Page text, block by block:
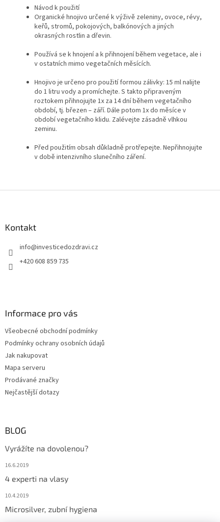
Návod k použití
Organické hnojivo určené k výživě zeleniny, ovoce, révy,
keřů, stromů, pokojových, balkónových a jiných
okrasných rostlin a dřevin.
Používá se k hnojení a k přihnojení během vegetace, ale i
v ostatních mimo vegetačních měsících.
Hnojivo je určeno pro použití formou zálivky: 15 ml nalijte
do 1 litru vody a promíchejte. S takto připraveným
roztokem přihnojujte 1x za 14 dní během vegetačního
období, tj. březen – září. Dále potom 1x do měsíce v
období vegetačního klidu. Zalévejte zásadně vlhkou
zeminu.
Před použitím obsah důkladně protřepejte. Nepřihnojujte
v době intenzivního slunečního záření.
Kontakt
info@investicedozdravi.cz
+420 608 859 735
Informace pro vás
Všeobecné obchodní podmínky
Podmínky ochrany osobních údajů
Jak nakupovat
Mapa serveru
Prodávané značky
Nejčastější dotazy
BLOG
Vyrážíte na dovolenou?
16.6.2019
4 experti na vlasy
10.4.2019
Microsilver, zubní hygiena